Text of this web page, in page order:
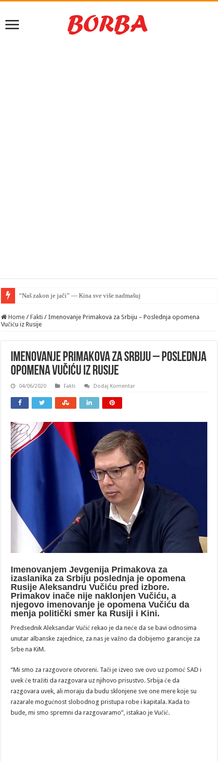
“Naš zakon je jači” — Kina sve više nadmašuje SAD u pravnom smislu
Home / Fakti / Imenovanje Primakova za Srbiju – Poslednja opomena
Vučiću iz Rusije
Imenovanje Primakova za Srbiju – Poslednja
opomena Vučiću iz Rusije
04/06/2020 Fakti Dodaj Komentar
Imenovanjem Jevgenija Primakova za
izaslanika za Srbiju poslednja je opomena
Rusije Aleksandru Vučiću pred izbore.
Primakov inače nije naklonjen Vučiću, a
njegovo imenovanje je opomena Vučiću da
menja politički smer ka Rusiji i Kini.
Predsednik Aleksandar Vučić rekao je da neće da se bavi odnosima
unutar albanske zajednice, za nas je važno da dobijemo garancije za
Srbe na KiM.
“Mi smo za razgovore otvoreni. Tači je izveo sve ovo uz pomoć SAD i
uvek će tražiti da razgovara uz njihovo prisustvo. Srbija će da
razgovara uvek, ali moraju da budu sklonjene sve one mere koje su
razarale mogućnost slobodnog pristupa robe i kapitala. Kada to
bude, mi smo spremni da razgovaramo”, istakao je Vučić.